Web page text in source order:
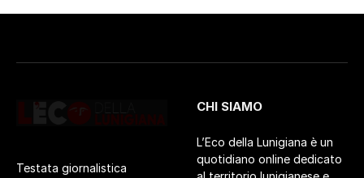
Testata giornalistica
CHI SIAMO
L’Eco della Lunigiana è un
quotidiano online dedicato